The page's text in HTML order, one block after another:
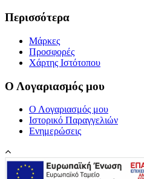
Περισσότερα
Μάρκες
Προσφορές
Χάρτης Ιστότοπου
Ο Λογαριασμός μου
Ο Λογαριασμός μου
Ιστορικό Παραγγελιών
Ενημερώσεις